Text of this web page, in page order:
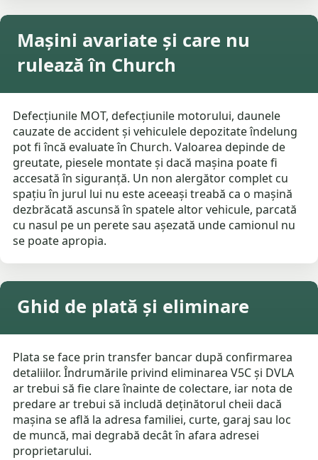
Mașini avariate și care nu
rulează în Church
Defecțiunile MOT, defecțiunile motorului, daunele
cauzate de accident și vehiculele depozitate îndelung
pot fi încă evaluate în Church. Valoarea depinde de
greutate, piesele montate și dacă mașina poate fi
accesată în siguranță. Un non alergător complet cu
spațiu în jurul lui nu este aceeași treabă ca o mașină
dezbrăcată ascunsă în spatele altor vehicule, parcată
cu nasul pe un perete sau așezată unde camionul nu
se poate apropia.
Ghid de plată și eliminare
Plata se face prin transfer bancar după confirmarea
detaliilor. Îndrumările privind eliminarea V5C și DVLA
ar trebui să fie clare înainte de colectare, iar nota de
predare ar trebui să includă deținătorul cheii dacă
mașina se află la adresa familiei, curte, garaj sau loc
de muncă, mai degrabă decât în ​​afara adresei
proprietarului.